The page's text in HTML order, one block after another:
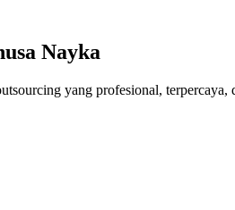
Nayka
yang profesional, terpercaya,